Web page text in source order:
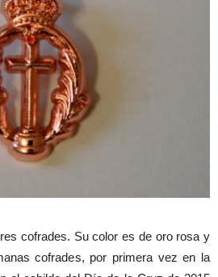
cofrades. Su color es de oro rosa y
cofrades, por primera vez en la